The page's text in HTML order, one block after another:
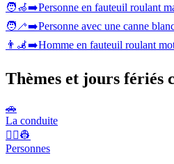
🧑‍🦽‍➡️Personne en fauteuil roulant
🧑‍🦯‍➡️Personne avec une canne
👨‍🦼‍➡️Homme en fauteuil roulant
Thèmes et jours fériés
🚗
La conduite
👨‍✈️👷
Personnes